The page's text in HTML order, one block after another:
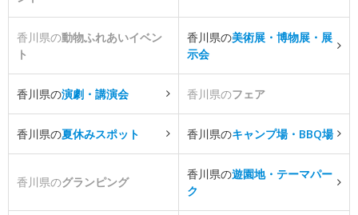
香川県の動物ふれあいイベン
ト
香川県の美術展・博物展・展
示会
香川県の演劇・講演会 香川県のフェア
香川県の夏休みスポット 香川県のキャンプ場・BBQ場
香川県のグランピング
香川県の遊園地・テーマパー
ク